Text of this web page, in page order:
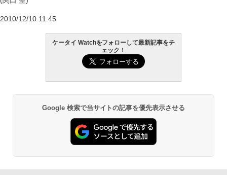
2010/12/10 11:45
ケータイ Watchをフォローして最新記事をチ
ェック！
Google 検索で当サイトの記事を優先表示させる